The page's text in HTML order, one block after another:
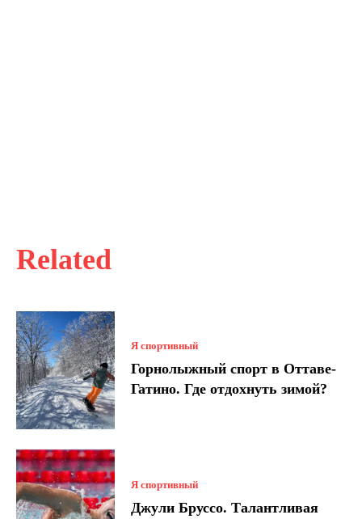
Related
Я спортивный
Горнолыжный спорт в Оттаве-
Гатино. Где отдохнуть зимой?
Я спортивный
Джули Бруссо. Талантливая